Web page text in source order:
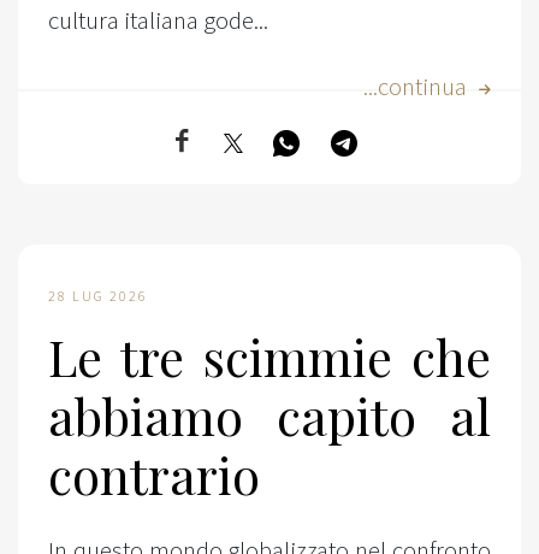
cultura italiana gode...
...continua
28 LUG 2026
Le tre scimmie che
abbiamo capito al
contrario